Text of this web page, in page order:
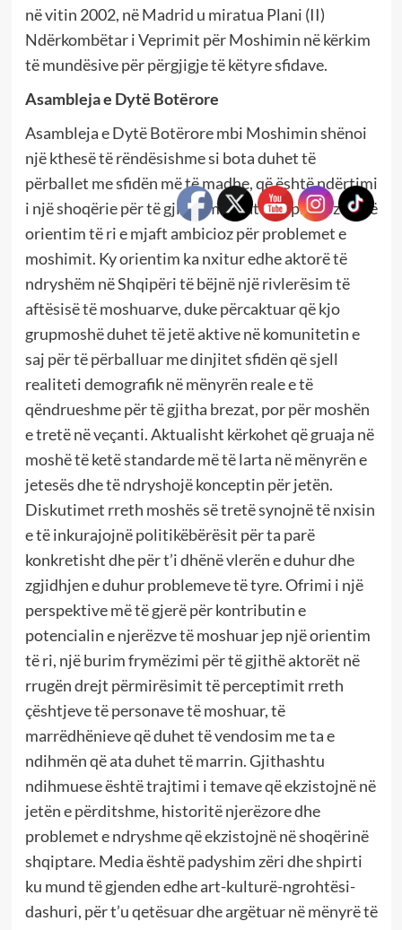
në vitin 2002, në Madrid u miratua Plani (II)
Ndërkombëtar i Veprimit për Moshimin në kërkim
të mundësive për përgjigje të këtyre sfidave.
Asambleja e Dytë Botërore
Asambleja e Dytë Botërore mbi Moshimin shënoi
një kthesë të rëndësishme si bota duhet të
përballet me sfidën më të madhe, që është ndërtimi
i një shoqërie për të gjitha moshat dhe propozoi një
orientim të ri e mjaft ambicioz për problemet e
moshimit. Ky orientim ka nxitur edhe aktorë të
ndryshëm në Shqipëri të bëjnë një rivlerësim të
aftësisë të moshuarve, duke përcaktuar që kjo
grupmoshë duhet të jetë aktive në komunitetin e
saj për të përballuar me dinjitet sfidën që sjell
realiteti demografik në mënyrën reale e të
qëndrueshme për të gjitha brezat, por për moshën
e tretë në veçanti. Aktualisht kërkohet që gruaja në
moshë të ketë standarde më të larta në mënyrën e
jetesës dhe të ndryshojë konceptin për jetën.
Diskutimet rreth moshës së tretë synojnë të nxisin
e të inkurajojnë politikëbërësit për ta parë
konkretisht dhe për t’i dhënë vlerën e duhur dhe
zgjidhjen e duhur problemeve të tyre. Ofrimi i një
perspektive më të gjerë për kontributin e
potencialin e njerëzve të moshuar jep një orientim
të ri, një burim frymëzimi për të gjithë aktorët në
rrugën drejt përmirësimit të perceptimit rreth
çështjeve të personave të moshuar, të
marrëdhënieve që duhet të vendosim me ta e
ndihmën që ata duhet të marrin. Gjithashtu
ndihmuese është trajtimi i temave që ekzistojnë në
jetën e përditshme, historitë njerëzore dhe
problemet e ndryshme që ekzistojnë në shoqërinë
shqiptare. Media është padyshim zëri dhe shpirti
ku mund të gjenden edhe art-kulturë-ngrohtësi-
dashuri, për t’u qetësuar dhe argëtuar në mënyrë të